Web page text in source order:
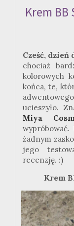
Krem BB
Cześć, dzień
chociaż
kolorowych
końca, te,
adwentowego
ucieszyło.
Miya
żadnym
jego
recenzję. :)
Krem